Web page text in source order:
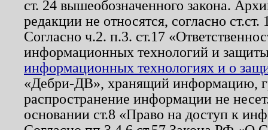
ст. 24 вышеобозначенного закона.
редакции не относятся, согласно
Согласно ч.2. п.3. ст.17
информационных технологий и
информационных технологиях и о
«Дебри-ДВ», хранящий информацию,
распространение информации не
основании ст.8 «Право на доступ к